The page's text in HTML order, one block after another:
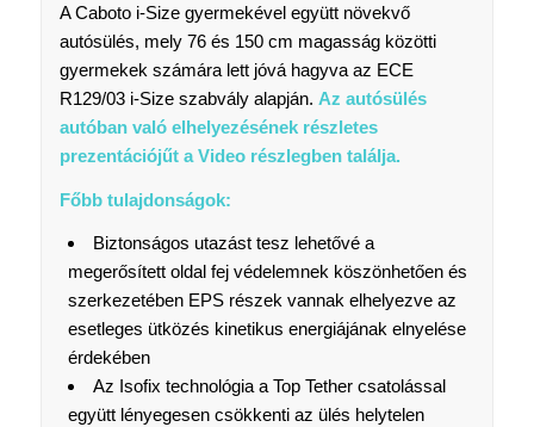
A Caboto i-Size gyermekével együtt növekvő
autósülés, mely 76 és 150 cm magasság közötti
gyermekek számára lett jóvá hagyva az ECE
R129/03 i-Size szabvály alapján. Az autósülés
autóban való elhelyezésének részletes
prezentációjűt a Video részlegben találja.
Főbb tulajdonságok:
Biztonságos utazást tesz lehetővé a
megerősített oldal fej védelemnek köszönhetően és
szerkezetében EPS részek vannak elhelyezve az
esetleges ütközés kinetikus energiájának elnyelése
érdekében
Az Isofix technológia a Top Tether csatolással
együtt lényegesen csökkenti az ülés helytelen